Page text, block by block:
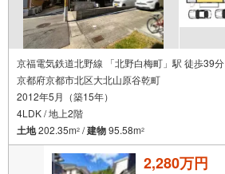
京福電気鉄道北野線 「北野白梅町」駅 徒歩39分
京都府京都市北区大北山原谷乾町
2012年5月（築15年）
4LDK / 地上2階
土地202.35m2 /建物95.58m2
2,280万円